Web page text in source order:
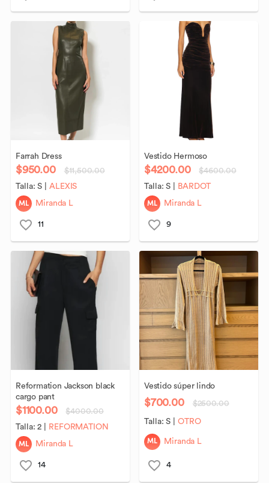
Farrah Dress
$950.00
$11,500.00
Talla:S ALEXIS
ML Miranda L
11
Vestido Hermoso
$4200.00
$4600.00
Talla:S BARDOT
ML Miranda L
9
Reformation Jackson black
cargo pant
$1100.00
$4000.00
Talla:2 REFORMATION
ML Miranda L
14
Vestido súper lindo
$700.00 $2500.00
Talla:S OTRO
ML Miranda L
4